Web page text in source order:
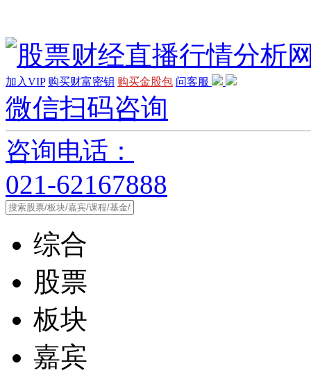
加入VIP 购买财富密钥 购买金股包 问客服
微信扫码咨询
咨询电话：
021-62167888
综合
股票
板块
嘉宾